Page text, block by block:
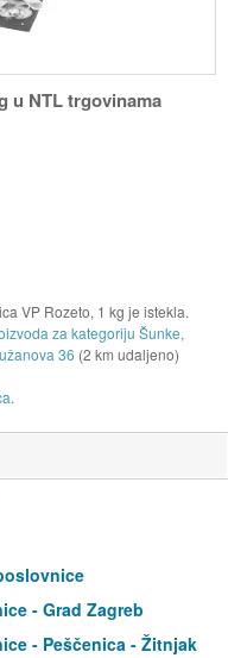
u NTL trgovinama
VP Rozeto, 1 kg je istekla.
za kategoriju Šunke,
36 (2 km udaljeno)
- Grad Zagreb
- Peščenica - Žitnjak